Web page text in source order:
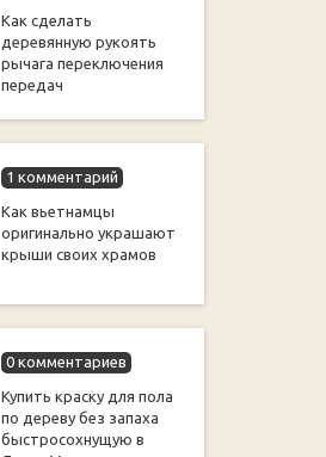
Как сделать
деревянную рукоять
рычага переключения
передач
1 комментарий
Как вьетнамцы
оригинально украшают
крыши своих храмов
0 комментариев
Купить краску для пола
по дереву без запаха
быстросохнущую в